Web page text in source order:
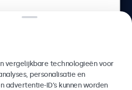
door 5000+ bedrijven
vergelijkbare technologieën voor
personalisatie en
advertentie-ID’s kunnen worden